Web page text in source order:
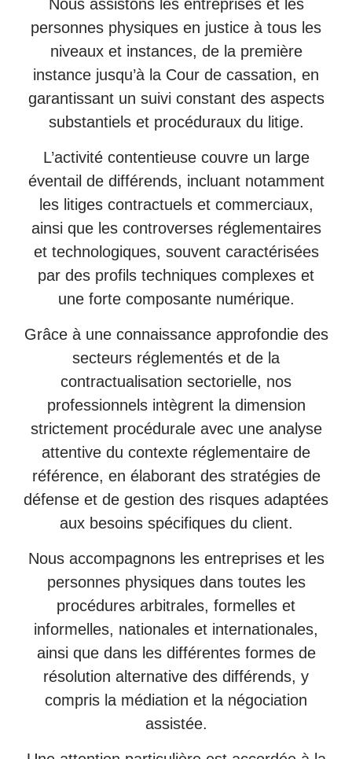
Nous assistons les entreprises et les
personnes physiques en justice à tous les
niveaux et instances, de la première
instance jusqu’à la Cour de cassation, en
garantissant un suivi constant des aspects
substantiels et procéduraux du litige.
L’activité contentieuse couvre un large
éventail de différends, incluant notamment
les litiges contractuels et commerciaux,
ainsi que les controverses réglementaires
et technologiques, souvent caractérisées
par des profils techniques complexes et
une forte composante numérique.
Grâce à une connaissance approfondie des
secteurs réglementés et de la
contractualisation sectorielle, nos
professionnels intègrent la dimension
strictement procédurale avec une analyse
attentive du contexte réglementaire de
référence, en élaborant des stratégies de
défense et de gestion des risques adaptées
aux besoins spécifiques du client.
Nous accompagnons les entreprises et les
personnes physiques dans toutes les
procédures arbitrales, formelles et
informelles, nationales et internationales,
ainsi que dans les différentes formes de
résolution alternative des différends, y
compris la médiation et la négociation
assistée.